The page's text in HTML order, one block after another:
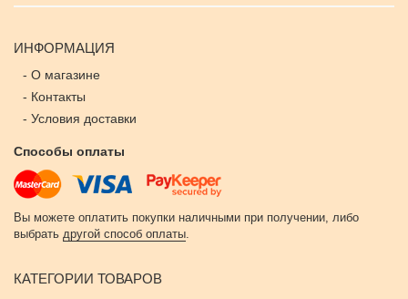
ИНФОРМАЦИЯ
- О магазине
- Контакты
- Условия доставки
Способы оплаты
Вы можете оплатить покупки наличными при получении, либо
выбрать другой способ оплаты.
КАТЕГОРИИ ТОВАРОВ